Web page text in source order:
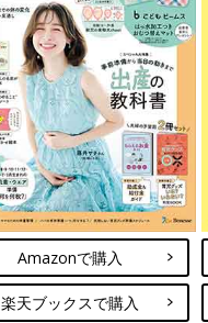
Amazonで購入
楽天ブックスで購入